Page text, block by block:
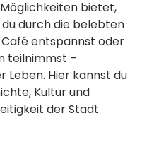
bietet,
durch die belebten
entspannst oder
teilnimmst –
Leben. Hier kannst du
Kultur und
der Stadt